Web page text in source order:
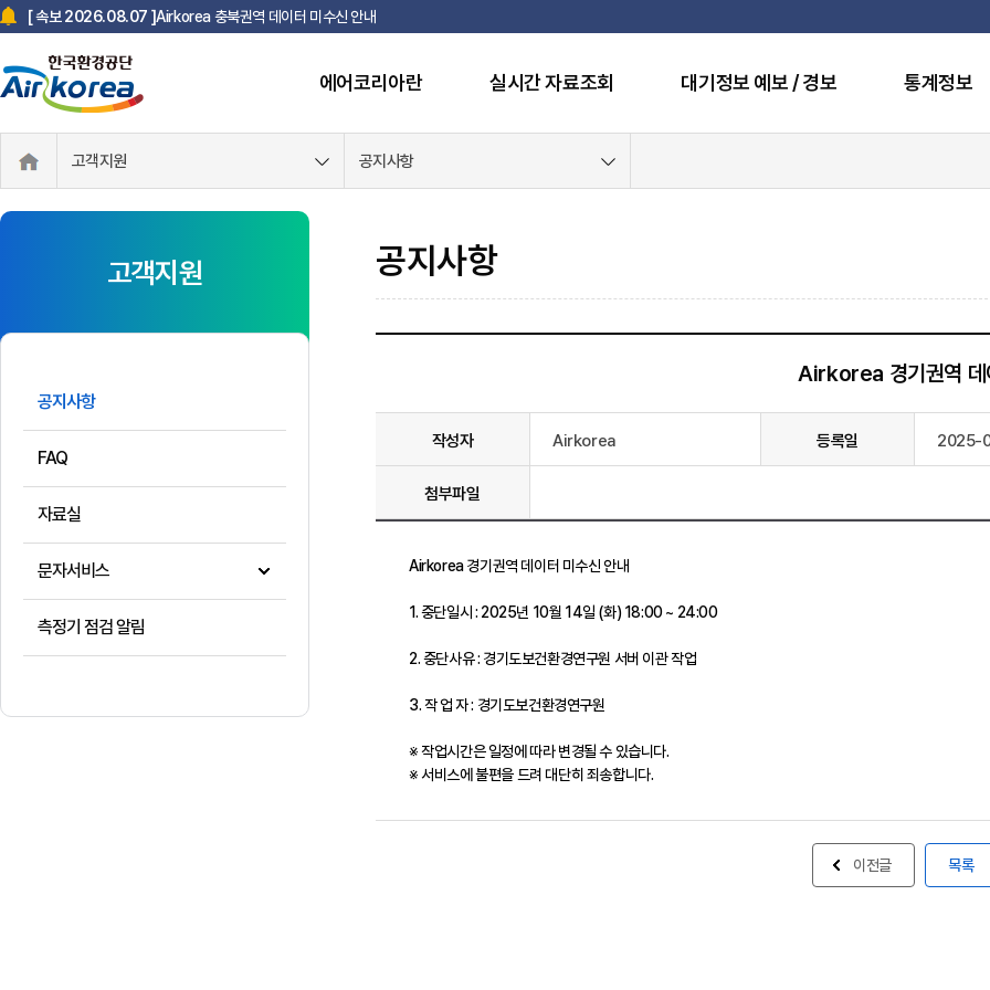
[ 속보 2026.08.07 ]Airkorea 충북권역 데이터 미수신 안내
[ 속보 2025.07.18 ] 한국환경공단 사칭 스미싱 문자 주의 안내
에어코리아란 실시간 자료조회 대기정보 예보 / 경보 통계정보
고객지원 공지사항
고객지원
공지사항
FAQ
자료실
문자서비스
측정기 점검 알림
공지사항
Airkorea 경기권역 데
작성자 Airkorea 등록일 2025-
첨부파일
Airkorea 경기권역 데이터 미수신 안내
1. 중단일시 : 2025년 10월 14일 (화) 18:00 ~ 24:00
2. 중단사유 : 경기도보건환경연구원 서버 이관 작업
3. 작 업 자 : 경기도보건환경연구원
※ 작업시간은 일정에 따라 변경될 수 있습니다.
※ 서비스에 불편을 드려 대단히 죄송합니다.
이전글 목록